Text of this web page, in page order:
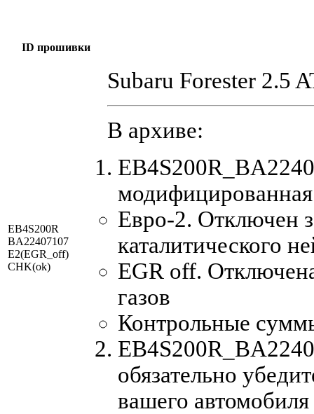
ID прошивки
EB4S200R
BA22407107
E2(EGR_off)
CHK(ok)
Subaru Forester 2.5
В архиве:
Евро-2. Отключен
каталитического
EGR off.
газов
Контрольные
обязательно
вашего автомобиля